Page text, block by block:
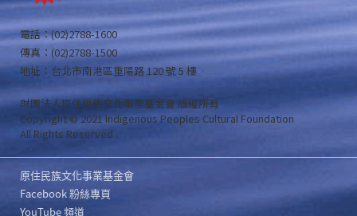
電話：(02)2788-1600
傳真：(02)2788-1500
地址：台北市南港區重陽路 120 號 5 樓
財團法人原住民族文化事業基金會 版權所有
Copyright © 2021 Indigenous Peoples Cultural Foundation
All Rights Reserved .
原住民族文化事業基金會
Facebook 粉絲專頁
YouTube 頻道